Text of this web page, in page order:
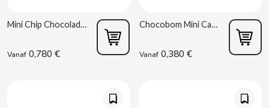
D
Mini Chip Chocolade Zero 75 g Gullón
Vanaf 0,780 €
Chocobom Mini Cacao S/G 3 x 40g Gullón
Vanaf 0,380 €